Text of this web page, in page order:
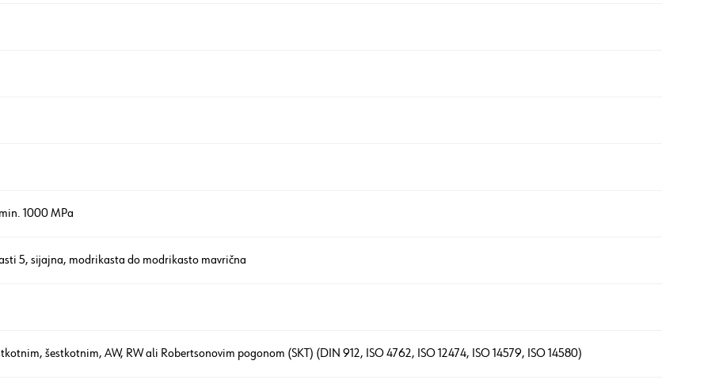
1000 MPa
5, sijajna, modrikasta do modrikasto mavrična
šestkotnim, AW, RW ali Robertsonovim pogonom (SKT) (DIN 912, ISO 4762, ISO 12474, ISO 14579, ISO 14580)